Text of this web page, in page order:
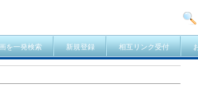
を一発検索 新規登録 相互リンク受付